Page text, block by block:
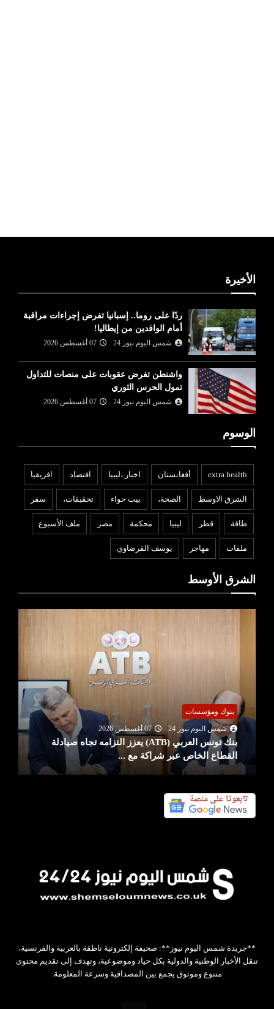
الأخيرة
ردًا على روما.. إسبانيا تفرض إجراءات مراقبة
أمام الوافدين من إيطاليا!
شمس اليوم نيوز 24 07 أغسطس 2026
واشنطن تفرض عقوبات على منصات للتداول
تمول الحرس الثوري
شمس اليوم نيوز 24 07 أغسطس 2026
الوسوم
extra health أفغانستان اخبار ،ليبيا افتصاد افريقيا
الشرق الاوسط الصحة، بيت حواء تحقيقات، سفر
طاقة قطر ليبيا محكمة مصر ملف الأسبوع
ملفات مهاجر يوسف القرضاوي
الشرق الأوسط
بنوك ومؤسسات
شمس اليوم نيوز 24
07 أغسطس 2026
بنك تونس العربي (ATB) يعزز التزامه تجاه صيادلة
القطاع الخاص عبر شراكة مع ...
**جريدة شمس اليوم نيوز**: صحيفة إلكترونية ناطقة بالعربية والفرنسية،
تنقل الأخبار الوطنية والدولية بكل حياد وموضوعية، وتهدف إلى تقديم محتوى
متنوع وموثوق يجمع بين المصداقية وسرعة المعلومة.